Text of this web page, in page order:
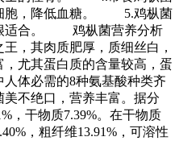
胞，降低血糖。 5.鸡枞菌
适合。 鸡枞菌营养分析
其肉质肥厚，质细丝白，
尤其蛋白质的含量较高，蛋
体必需的8种氨基酸种类齐
不绝口，营养丰富。据分
，干物质7.39%。在干物质
，粗纤维13.91%，可溶性